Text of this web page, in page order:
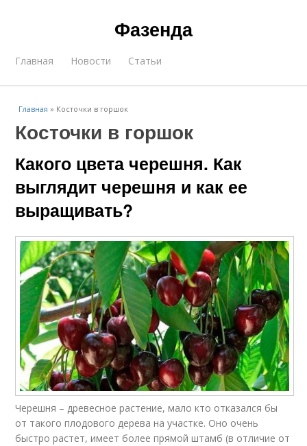
Фазенда
Главная Новости Статьи
Главная » Косточки в горшок
Косточки в горшок
Какого цвета черешня. Как
выглядит черешня и как ее
выращивать?
Черешня – древесное растение, мало кто отказался бы
от такого плодового дерева на участке. Оно очень
быстро растет, имеет более прямой штамб (в отличие от